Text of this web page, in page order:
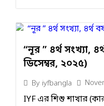
“নূর ” ৪র্থ সংখ্যা,
ডিসেম্বর, ২০২৫)
By iyfbangla
IYF এর শিশু শাখার